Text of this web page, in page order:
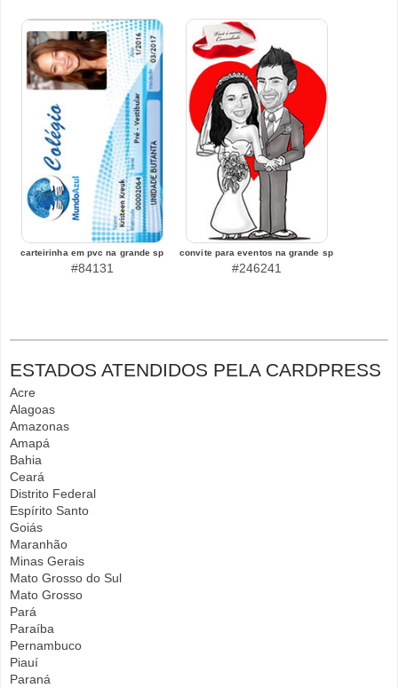
carteirinha em pvc na grande sp
#84131
convite para eventos na grande sp
#246241
ESTADOS ATENDIDOS PELA CARDPRESS
Acre
Alagoas
Amazonas
Amapá
Bahia
Ceará
Distrito Federal
Espírito Santo
Goiás
Maranhão
Minas Gerais
Mato Grosso do Sul
Mato Grosso
Pará
Paraíba
Pernambuco
Piauí
Paraná